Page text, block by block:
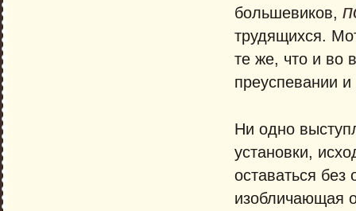
большевиков,
трудящихся.
те же, что и во
преуспевании и
Ни одно
установки,
оставаться без
изобличающая